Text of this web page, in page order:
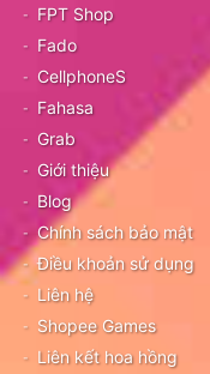
FPT Shop
Fado
CellphoneS
Fahasa
Grab
Giới thiệu
Blog
Chính sách bảo mật
Điều khoản sử dụng
Liên hệ
Shopee Games
Liên kết hoa hồng